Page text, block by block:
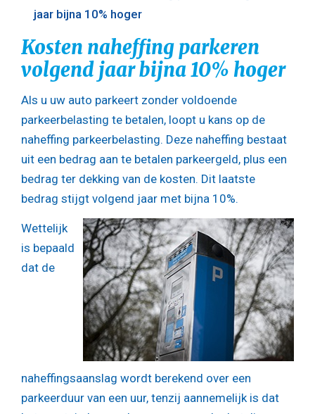
jaar bijna 10% hoger
Kosten naheffing parkeren
volgend jaar bijna 10% hoger
Als u uw auto parkeert zonder voldoende
parkeerbelasting te betalen, loopt u kans op de
naheffing parkeerbelasting. Deze naheffing bestaat
uit een bedrag aan te betalen parkeergeld, plus een
bedrag ter dekking van de kosten. Dit laatste
bedrag stijgt volgend jaar met bijna 10%.
Wettelijk
is bepaald
dat de
naheffingsaanslag wordt berekend over een
parkeerduur van een uur, tenzij aannemelijk is dat